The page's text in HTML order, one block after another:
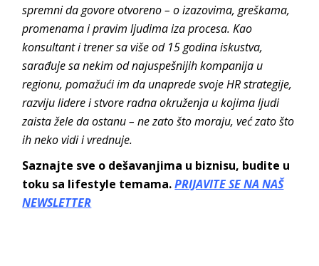
spremni da govore otvoreno – o izazovima, greškama,
promenama i pravim ljudima iza procesa. Kao
konsultant i trener sa više od 15 godina iskustva,
sarađuje sa nekim od najuspešnijih kompanija u
regionu, pomažući im da unaprede svoje HR strategije,
razviju lidere i stvore radna okruženja u kojima ljudi
zaista žele da ostanu – ne zato što moraju, već zato što
ih neko vidi i vrednuje.
Saznajte sve o dešavanjima u biznisu, budite u
toku sa lifestyle temama.PRIJAVITE SE NA NAŠ
NEWSLETTER